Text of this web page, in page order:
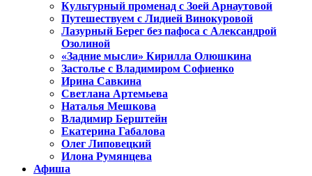
Культурный променад с Зоей Арнаутовой
Путешествуем с Лидией Винокуровой
Лазурный Берег без пафоса с Александрой
Озолиной
«Задние мысли» Кирилла Олюшкина
Застолье с Владимиром Софиенко
Ирина Савкина
Светлана Артемьева
Наталья Мешкова
Владимир Берштейн
Екатерина Габалова
Олег Липовецкий
Илона Румянцева
Афиша